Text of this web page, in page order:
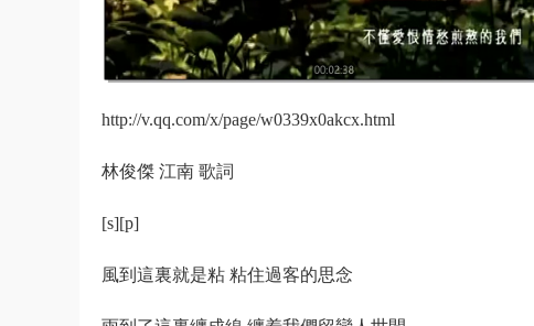
http://v.qq.com/x/page/w0339x0akcx.html
林俊傑 江南 歌詞
[s][p]
風到這裏就是粘 粘住過客的思念